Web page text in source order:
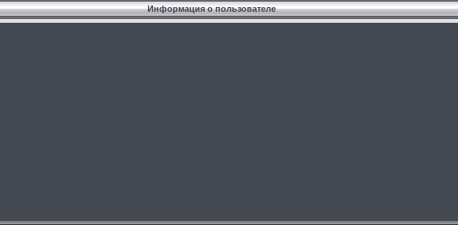
Информация о пользователе